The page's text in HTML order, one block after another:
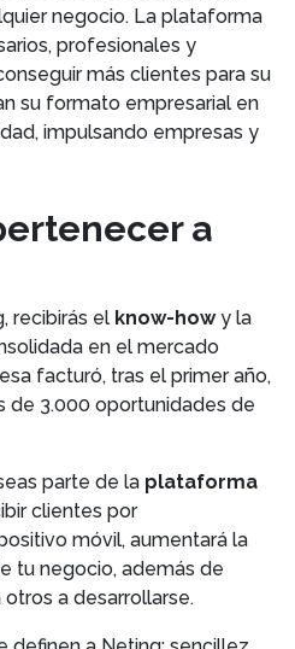
negocio. La plataforma
profesionales y
más clientes para su
su formato empresarial en
impulsando empresas y
a
recibirás el know-howy la
en el mercado
facturó, tras el primer año,
de 3.000 oportunidades de
parte de la plataforma
clientes por
móvil, aumentará la
tu negocio, además de
a desarrollarse.